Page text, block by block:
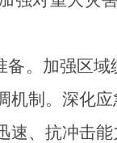
备。加强区
机制。深化
速、抗冲击